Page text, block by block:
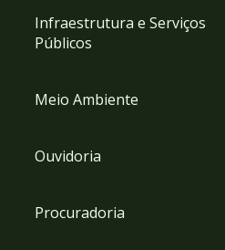
Infraestrutura e Serviços
Públicos
Meio Ambiente
Ouvidoria
Procuradoria